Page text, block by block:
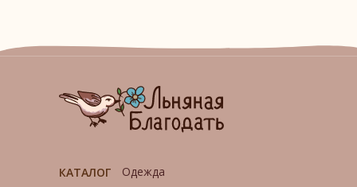
Одежда
КАТАЛОГ